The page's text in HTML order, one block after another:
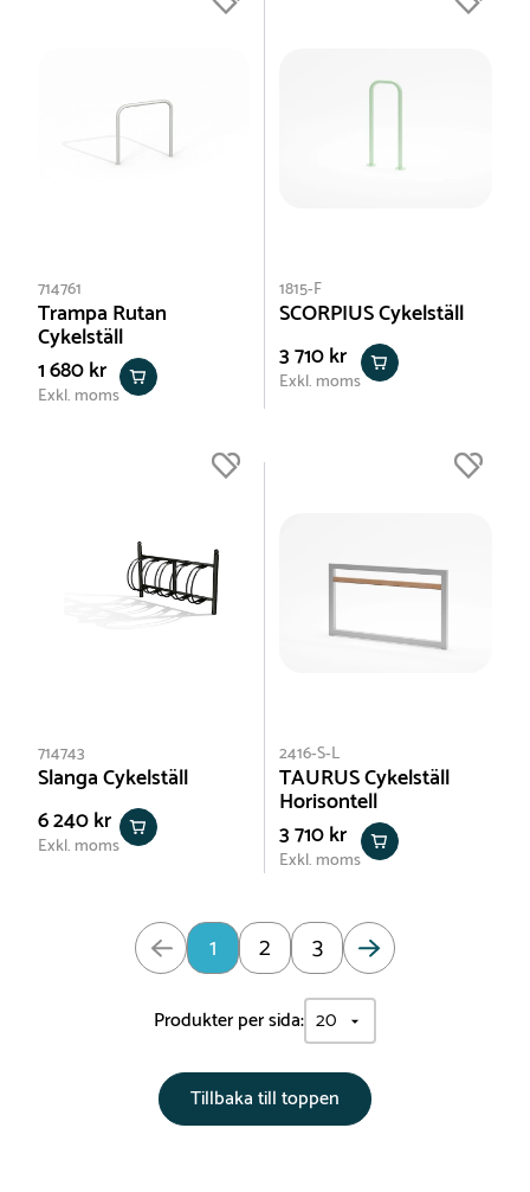
714761
Trampa Rutan
Cykelställ
1 680 kr
Exkl. moms
1815-F
SCORPIUS Cykelställ
3 710 kr
Exkl. moms
714743
Slanga Cykelställ
6 240 kr
Exkl. moms
2416-S-L
TAURUS Cykelställ
Horisontell
3 710 kr
Exkl. moms
Uppdaterad: Sida 1 av 3 1 2 3
Produkter per sida:
Tillbaka till toppen